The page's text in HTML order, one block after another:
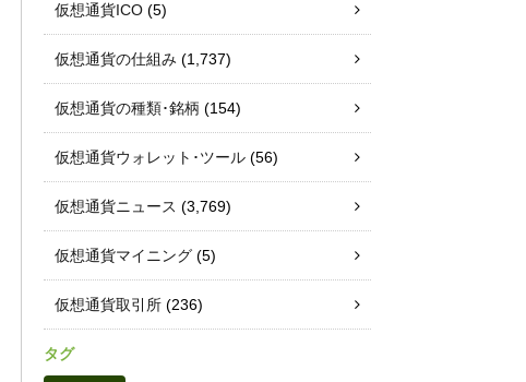
仮想通貨ICO (5)
仮想通貨の仕組み (1,737)
仮想通貨の種類･銘柄 (154)
仮想通貨ウォレット･ツール (56)
仮想通貨ニュース (3,769)
仮想通貨マイニング (5)
仮想通貨取引所 (236)
タグ